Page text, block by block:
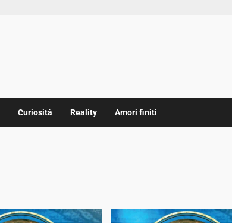
Curiosità Reality Amori finiti